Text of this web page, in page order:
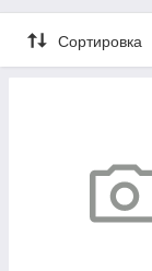
Сортировка